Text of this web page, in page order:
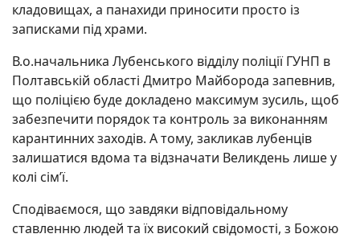
кладовищах, а панахиди приносити просто із
записками під храми.
В.о.начальника Лубенського відділу поліції ГУНП в
Полтавській області Дмитро Майборода запевнив,
що поліцією буде докладено максимум зусиль, щоб
забезпечити порядок та контроль за виконанням
карантинних заходів. А тому, закликав лубенців
залишатися вдома та відзначати Великдень лише у
колі сім’ї.
Сподіваємося, що завдяки відповідальному
ставленню людей та їх високий свідомості, з Божою